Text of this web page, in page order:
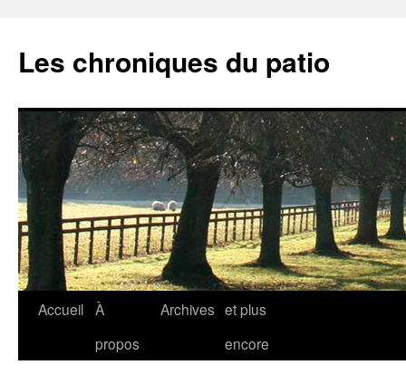
contenu
Les chroniques du patio
Accueil À
propos
Archives et plus
encore